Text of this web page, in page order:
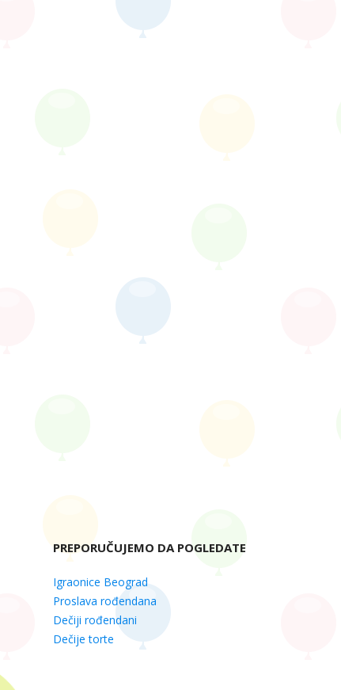
PREPORUČUJEMO DA POGLEDATE
Igraonice Beograd
Proslava rođendana
Dečiji rođendani
Dečije torte